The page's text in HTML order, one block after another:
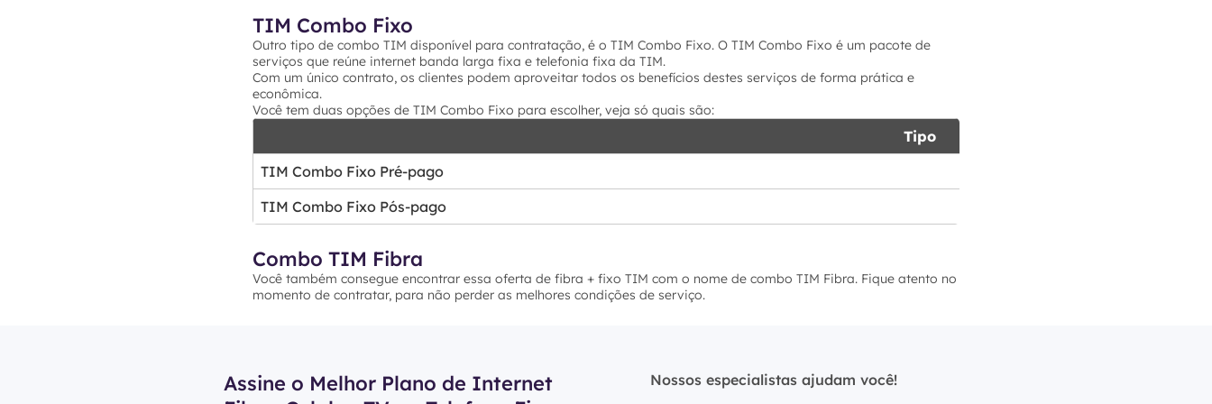
TIM Combo Fixo
Outro tipo de combo TIM disponível para contratação, é o TIM Combo Fixo. O TIM Combo Fixo é um pacote de
serviços que reúne internet banda larga fixa e telefonia fixa da TIM.
Com um único contrato, os clientes podem aproveitar todos os benefícios destes serviços de forma prática e
econômica.
Você tem duas opções de TIM Combo Fixo para escolher, veja só quais são:
Tipo
TIM Combo Fixo Pré-pago
TIM Combo Fixo Pós-pago
Combo TIM Fibra
Você também consegue encontrar essa oferta de fibra + fixo TIM com o nome de combo TIM Fibra. Fique atento no
momento de contratar, para não perder as melhores condições de serviço.
Assine o Melhor Plano de Internet
Nossos especialistas ajudam você!